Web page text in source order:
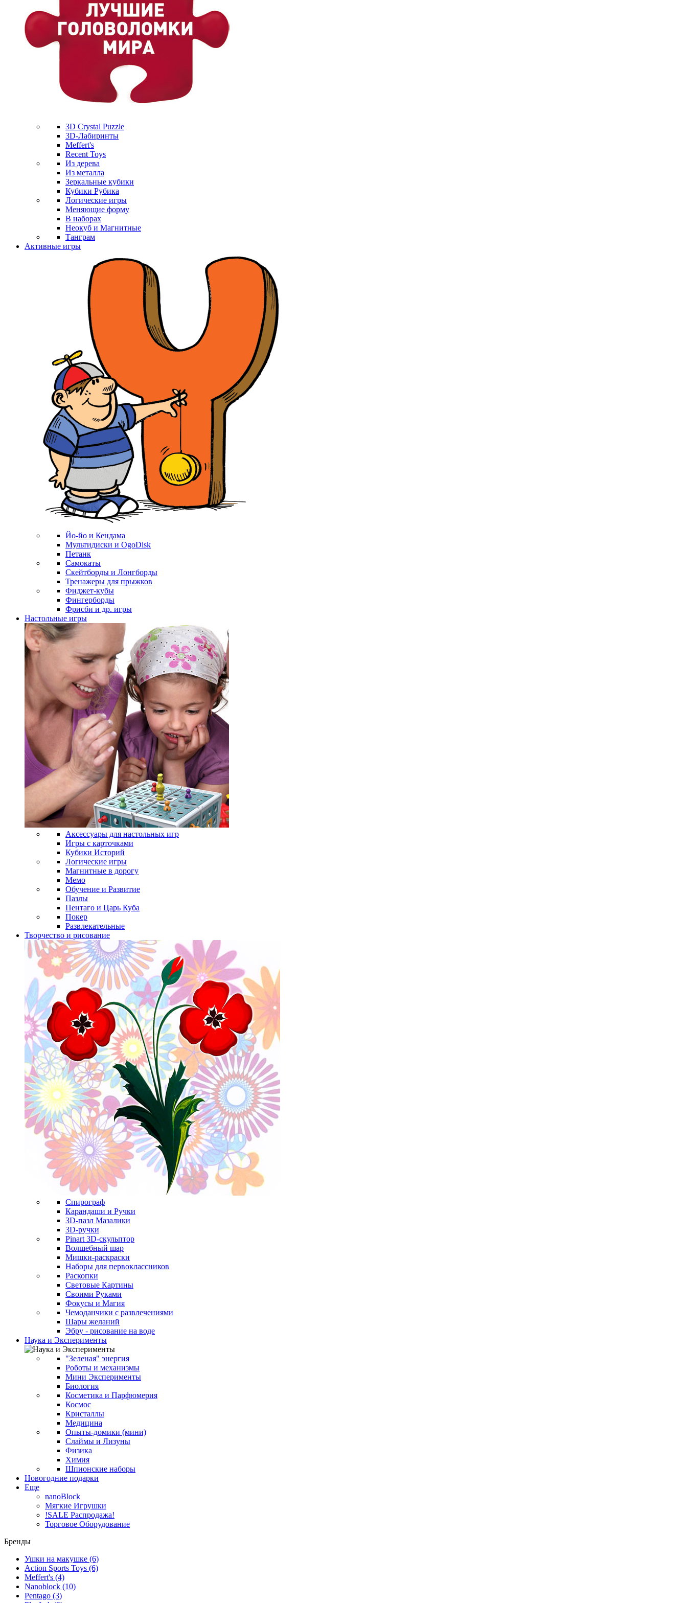
3D Crystal Puzzle
3D-Лабиринты
Meffert's
Recent Toys
Из дерева
Из металла
Зеркальные кубики
Кубики Рубика
Логические игры
Меняющие форму
В наборах
Неокуб и Магнитные
Танграм
Активные игры
Йо-йо и Кендама
Мультидиски и OgoDisk
Петанк
Самокаты
Скейтборды и Лонгборды
Тренажеры для прыжков
Фиджет-кубы
Фингерборды
Фрисби и др. игры
Настольные игры
Аксессуары для настольных игр
Игры с карточками
Кубики Историй
Логические игры
Магнитные в дорогу
Мемо
Обучение и Развитие
Пазлы
Пентаго и Царь Куба
Покер
Развлекательные
Творчество и рисование
Спирограф
Карандаши и Ручки
3D-пазл Мазалики
3D-ручки
Pinart 3D-скульптор
Волшебный шар
Мишки-раскраски
Наборы для первоклассников
Раскопки
Световые Картины
Своими Руками
Фокусы и Магия
Чемоданчики с развлечениями
Шары желаний
Эбру - рисование на воде
Наука и Эксперименты
"Зеленая" энергия
Роботы и механизмы
Мини Эксперименты
Биология
Косметика и Парфюмерия
Космос
Кристаллы
Медицина
Опыты-домики (мини)
Слаймы и Лизуны
Физика
Химия
Шпионские наборы
Новогодние подарки
Еще
nanoBlock
Мягкие Игрушки
!SALE Распродажа!
Торговое Оборудование
Бренды
Ушки на макушке (6)
Action Sports Toys (6)
Meffert's (4)
Nanoblock (10)
Pentago (3)